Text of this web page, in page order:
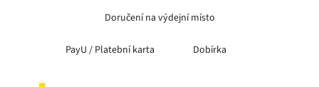
Doručení na výdejní místo
PayU / Platební karta Dobírka